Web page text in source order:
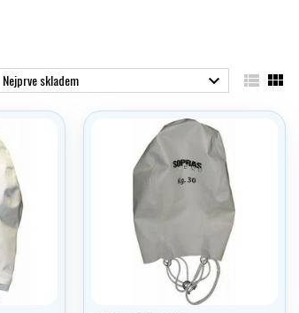
Nejprve skladem   